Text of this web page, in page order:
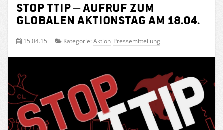
STOP TTIP – Aufruf zum
globalen Aktionstag am 18.04.
15.04.15 Kategorie: Aktion, Pressemitteilung